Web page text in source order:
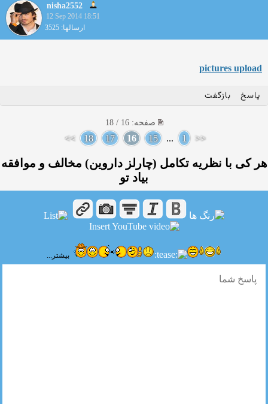
nisha2552
12 Sep 2014 18:51
ارسالها: 3525
pictures upload
پاسخ بازگفت
صفحه: 16 / 18
<<
1
...
15
16
17
18
>>
هر كی با نظریه تكامل (چارلز داروین) مخالف و موافقه
بیاد تو
بیشتر...